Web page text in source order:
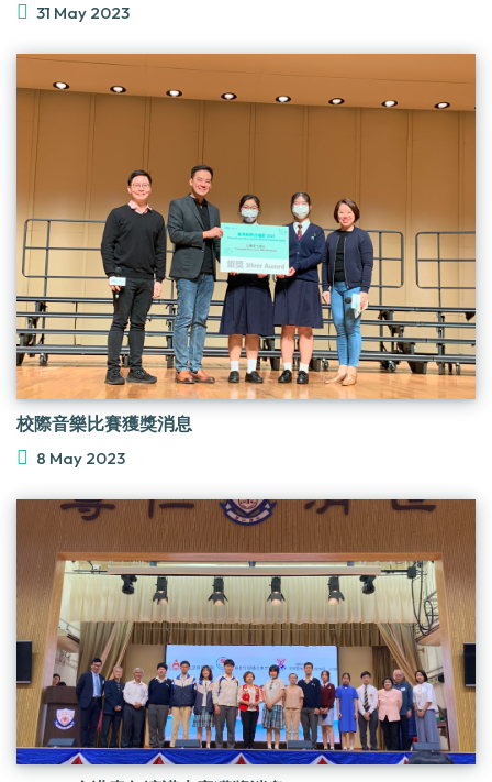
31 May 2023
校際音樂比賽獲獎消息
8 May 2023